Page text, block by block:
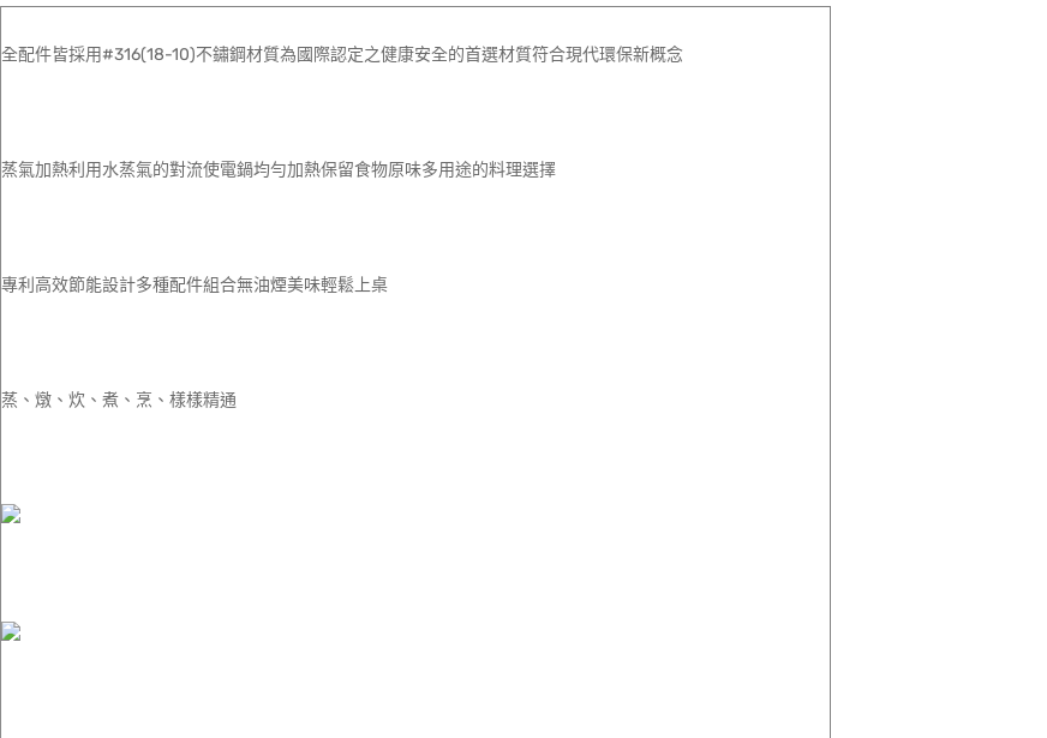
全配件皆採用#316(18-10)不鏽鋼材質為國際認定之健康安全的首選材質符合現代環保新概念
蒸氣加熱利用水蒸氣的對流使電鍋均勻加熱保留食物原味多用途的料理選擇
專利高效節能設計多種配件組合無油煙美味輕鬆上桌
蒸、燉、炊、煮、烹、樣樣精通